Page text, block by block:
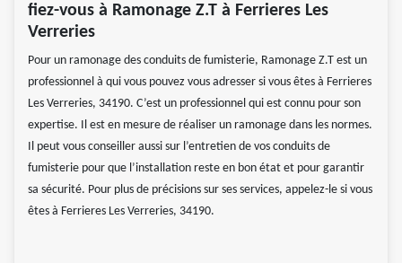
fiez-vous à Ramonage Z.T à Ferrieres Les
Verreries
Pour un ramonage des conduits de fumisterie, Ramonage Z.T est un
professionnel à qui vous pouvez vous adresser si vous êtes à Ferrieres
Les Verreries, 34190. C’est un professionnel qui est connu pour son
expertise. Il est en mesure de réaliser un ramonage dans les normes.
Il peut vous conseiller aussi sur l’entretien de vos conduits de
fumisterie pour que l’installation reste en bon état et pour garantir
sa sécurité. Pour plus de précisions sur ses services, appelez-le si vous
êtes à Ferrieres Les Verreries, 34190.